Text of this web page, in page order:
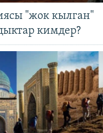
"жок кылган"
кимдер?